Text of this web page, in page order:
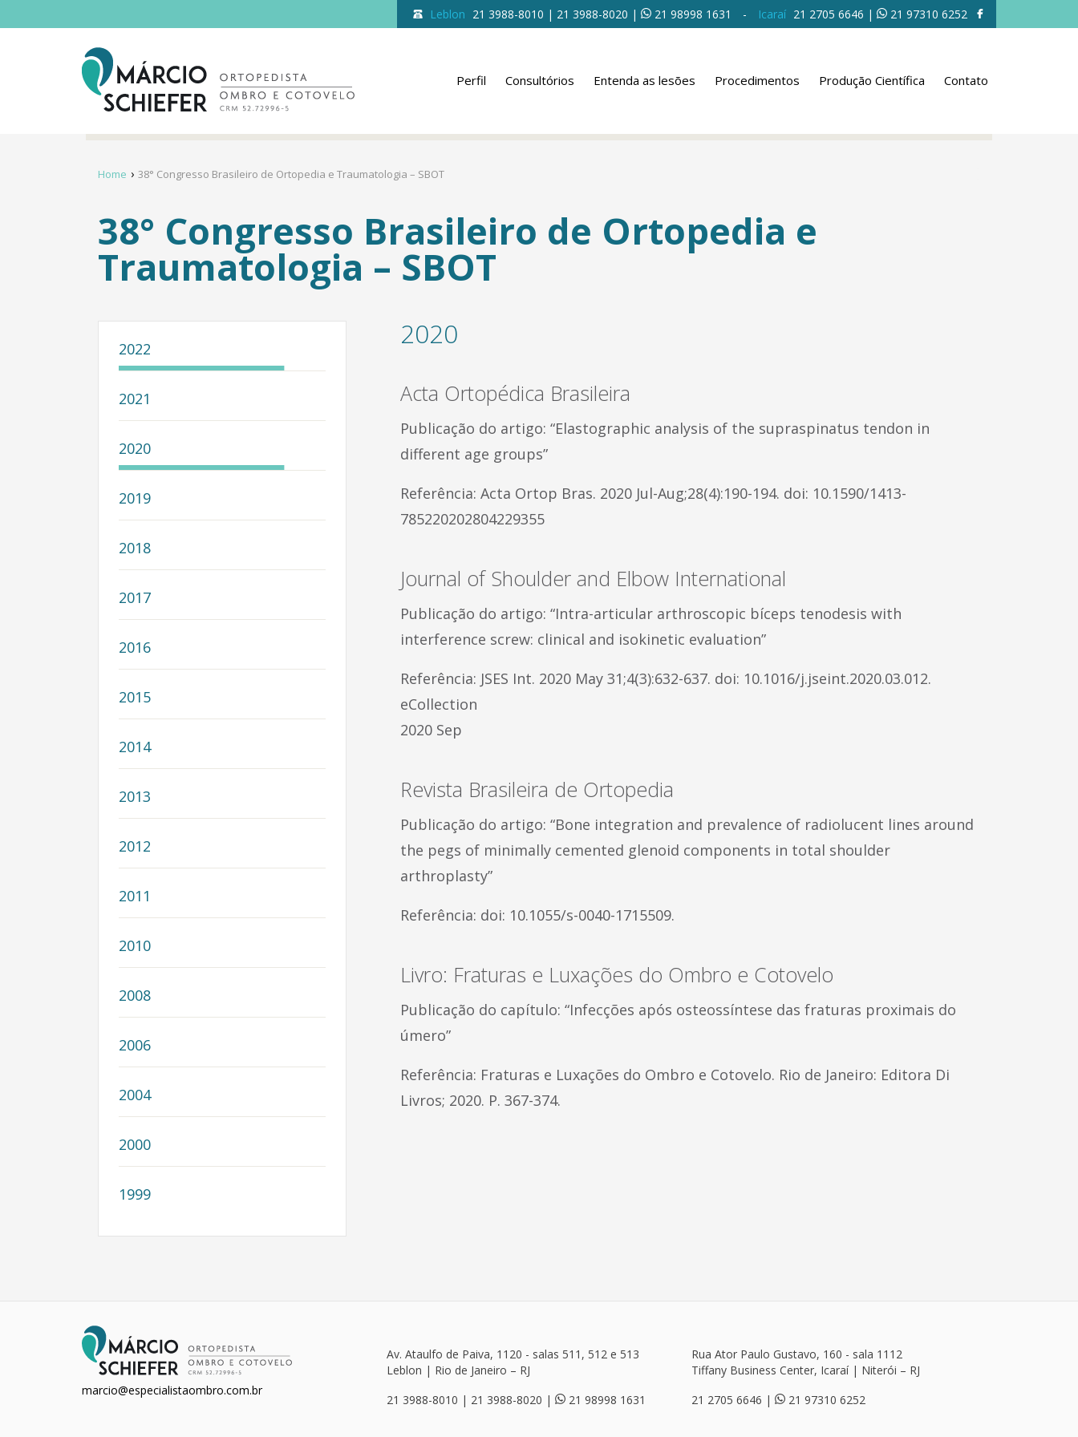
Leblon 21 3988-8010 | 21 3988-8020 | 21 98998 1631 - Icaraí 21 2705 6646 | 21 97310 6252
Perfil Consultórios Entenda as lesões Procedimentos Produção Científica Contato
Home 38° Congresso Brasileiro de Ortopedia e Traumatologia – SBOT
38° Congresso Brasileiro de Ortopedia e
Traumatologia – SBOT
2022
2021
2020
2019
2018
2017
2016
2015
2014
2013
2012
2011
2010
2008
2006
2004
2000
1999
2020
Acta Ortopédica Brasileira
Publicação do artigo: “Elastographic analysis of the supraspinatus tendon in
different age groups”
Referência: Acta Ortop Bras. 2020 Jul-Aug;28(4):190-194. doi: 10.1590/1413-
785220202804229355
Journal of Shoulder and Elbow International
Publicação do artigo: “Intra-articular arthroscopic bíceps tenodesis with
interference screw: clinical and isokinetic evaluation”
Referência: JSES Int. 2020 May 31;4(3):632-637. doi: 10.1016/j.jseint.2020.03.012.
eCollection
2020 Sep
Revista Brasileira de Ortopedia
Publicação do artigo: “Bone integration and prevalence of radiolucent lines around
the pegs of minimally cemented glenoid components in total shoulder
arthroplasty”
Referência: doi: 10.1055/s-0040-1715509.
Livro: Fraturas e Luxações do Ombro e Cotovelo
Publicação do capítulo: “Infecções após osteossíntese das fraturas proximais do
úmero”
Referência: Fraturas e Luxações do Ombro e Cotovelo. Rio de Janeiro: Editora Di
Livros; 2020. P. 367-374.
marcio@especialistaombro.com.br
Av. Ataulfo de Paiva, 1120 - salas 511, 512 e 513
Leblon | Rio de Janeiro – RJ
21 3988-8010 | 21 3988-8020 |
21 98998 1631
Rua Ator Paulo Gustavo, 160 - sala 1112
Tiffany Business Center, Icaraí | Niterói – RJ
21 2705 6646 | 21 97310 6252